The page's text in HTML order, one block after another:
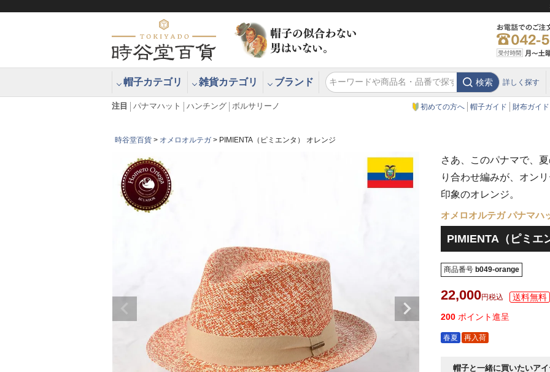
帽子カテゴリ 雑貨カテゴリ ブランド 検索 詳しく探す
注目 パナマハット ハンチング ボルサリーノ 初めての方へ 帽子ガイド 財布ガイド
時谷堂百貨 オメロオルテガ PIMIENTA（ピミエンタ） オレンジ
さあ、このパナマで、
り合わせ編みが、オン
印象のオレンジ。
オメロオルテガ パナマハ
PIMIENTA（ピミエ
商品番号 b049-orange
22,000 税込
200 ポイント進呈
春夏 再入荷
帽子と一緒に買いたいアイ